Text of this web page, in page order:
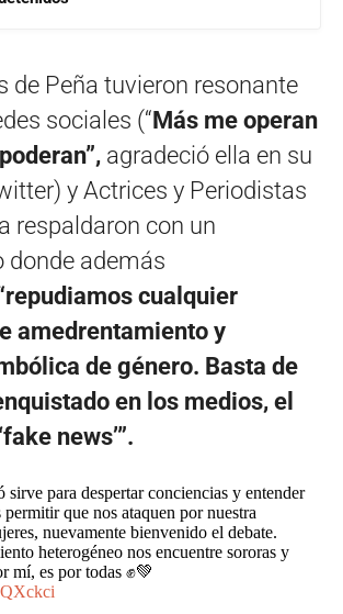
de Peña tuvieron resonante
sociales (“Más me operan
agradeció ella en su
y Actrices y Periodistas
respaldaron con un
donde además
cualquier
amedrentamiento y
de género. Basta de
en los medios, el
news’”.
sirve para despertar conciencias y entender
que nos ataquen por nuestra
nuevamente bienvenido el debate.
heterogéneo nos encuentre sororas y
mí, es por todas ✊💚